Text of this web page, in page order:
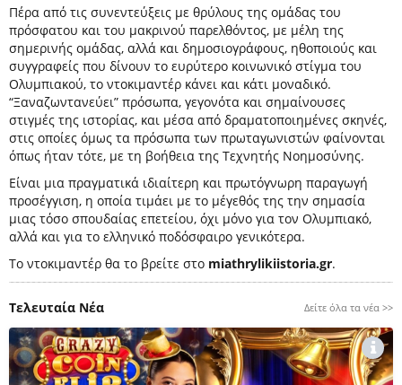
Πέρα από τις συνεντεύξεις με θρύλους της ομάδας του
πρόσφατου και του μακρινού παρελθόντος, με μέλη της
σημερινής ομάδας, αλλά και δημοσιογράφους, ηθοποιούς και
συγγραφείς που δίνουν το ευρύτερο κοινωνικό στίγμα του
Ολυμπιακού, το ντοκιμαντέρ κάνει και κάτι μοναδικό.
“Ξαναζωντανεύει” πρόσωπα, γεγονότα και σημαίνουσες
στιγμές της ιστορίας, και μέσα από δραματοποιημένες σκηνές,
στις οποίες όμως τα πρόσωπα των πρωταγωνιστών φαίνονται
όπως ήταν τότε, με τη βοήθεια της Τεχνητής Νοημοσύνης.
Είναι μια πραγματικά ιδιαίτερη και πρωτόγνωρη παραγωγή
προσέγγιση, η οποία τιμάει με το μέγεθός της την σημασία
μιας τόσο σπουδαίας επετείου, όχι μόνο για τον Ολυμπιακό,
αλλά και για το ελληνικό ποδόσφαιρο γενικότερα.
Το ντοκιμαντέρ θα το βρείτε στο miathrylikiistoria.gr.
Τελευταία Νέα Δείτε όλα τα νέα >>